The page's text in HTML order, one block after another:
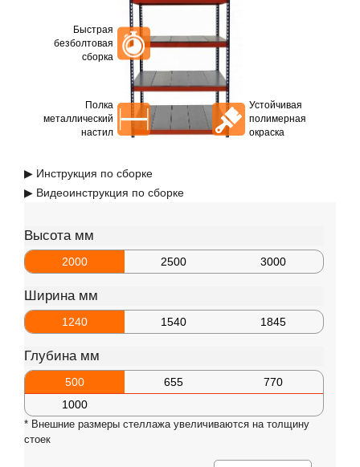
Быстрая
безболтовая
сборка
Полка
металлический
настил
Устойчивая
полимерная
окраска
▶ Инструкция по сборке
▶ Видеоинструкция по сборке
Высота мм
2000 2500 3000
Ширина мм
1240 1540 1845
Глубина мм
500 655
770
1000
* Внешние размеры стеллажа увеличиваются на толщину
стоек